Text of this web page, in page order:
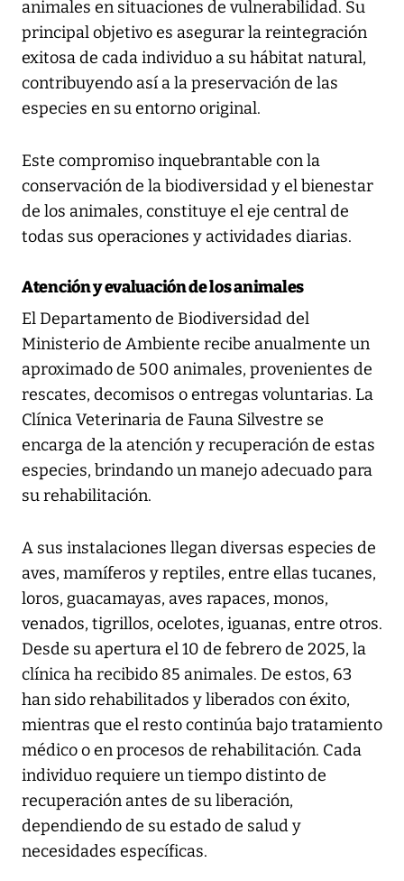
animales en situaciones de vulnerabilidad. Su
principal objetivo es asegurar la reintegración
exitosa de cada individuo a su hábitat natural,
contribuyendo así a la preservación de las
especies en su entorno original.
Este compromiso inquebrantable con la
conservación de la biodiversidad y el bienestar
de los animales, constituye el eje central de
todas sus operaciones y actividades diarias.
Atención y evaluación de los animales
El Departamento de Biodiversidad del
Ministerio de Ambiente recibe anualmente un
aproximado de 500 animales, provenientes de
rescates, decomisos o entregas voluntarias. La
Clínica Veterinaria de Fauna Silvestre se
encarga de la atención y recuperación de estas
especies, brindando un manejo adecuado para
su rehabilitación.
A sus instalaciones llegan diversas especies de
aves, mamíferos y reptiles, entre ellas tucanes,
loros, guacamayas, aves rapaces, monos,
venados, tigrillos, ocelotes, iguanas, entre otros.
Desde su apertura el 10 de febrero de 2025, la
clínica ha recibido 85 animales. De estos, 63
han sido rehabilitados y liberados con éxito,
mientras que el resto continúa bajo tratamiento
médico o en procesos de rehabilitación. Cada
individuo requiere un tiempo distinto de
recuperación antes de su liberación,
dependiendo de su estado de salud y
necesidades específicas.